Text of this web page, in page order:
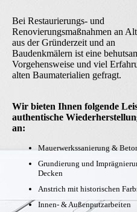
Bei Restaurierungs- und
Renovierungsmaßnahmen an
aus der Gründerzeit und an
Baudenkmälern ist eine
Vorgehensweise und viel
alten Baumaterialien gefragt.
Wir bieten Ihnen folgende
authentische
an:
Mauerwerkssanierung &
Grundierung und
Decken
Anstrich mit historischen
Innen- & Außenputzarbeiten